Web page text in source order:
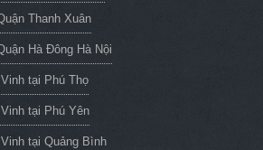
Thanh Xuân
Hà Đông Hà Nội
tại Phú Thọ
tại Phú Yên
tại Quảng Bình